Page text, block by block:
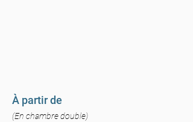
À partir de
(En chambre double)